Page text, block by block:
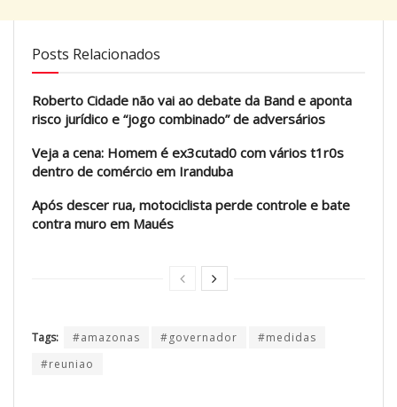
Posts Relacionados
Roberto Cidade não vai ao debate da Band e aponta
risco jurídico e “jogo combinado” de adversários
Veja a cena: Homem é ex3cutad0 com vários t1r0s
dentro de comércio em Iranduba
Após descer rua, motociclista perde controle e bate
contra muro em Maués
Tags: #amazonas #governador
#medidas
#reuniao